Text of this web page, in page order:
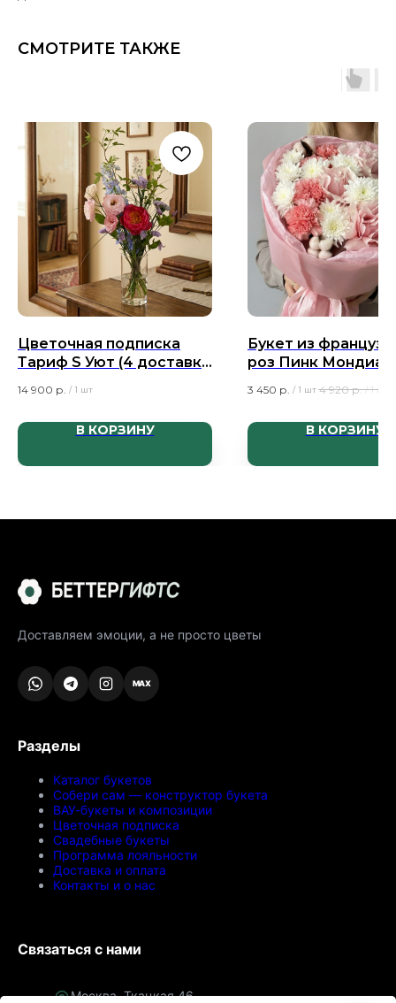
СМОТРИТЕ ТАКЖЕ
Цветочная подписка
Тариф S Уют (4 доставки
14 900 р. / 1 шт
В КОРЗИНУ
Букет из
роз Пинк
Алтай, розовых
хлопка
3 450 р. / 1 шт 4 920 р. / 1 шт
В КОРЗИНУ
Доставляем эмоции, а не просто цветы
MAX
Разделы
Каталог букетов
Собери сам — конструктор букета
ВАУ-букеты и композиции
Цветочная подписка
Свадебные букеты
Программа лояльности
Доставка и оплата
Контакты и о нас
Связаться с нами
Москва, Ткацкая 46